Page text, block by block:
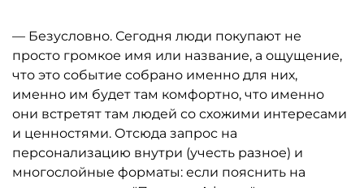
— Безусловно. Сегодня люди покупают не
просто громкое имя или название, а ощущение,
что это событие собрано именно для них,
именно им будет там комфортно, что именно
они встретят там людей со схожими интересами
и ценностями. Отсюда запрос на
персонализацию внутри (учесть разное) и
многослойные форматы: если пояснить на